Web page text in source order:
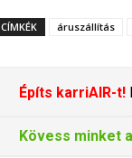
CÍMKÉK áruszállítás
Építs karriAIR-t!
Kövess minket a